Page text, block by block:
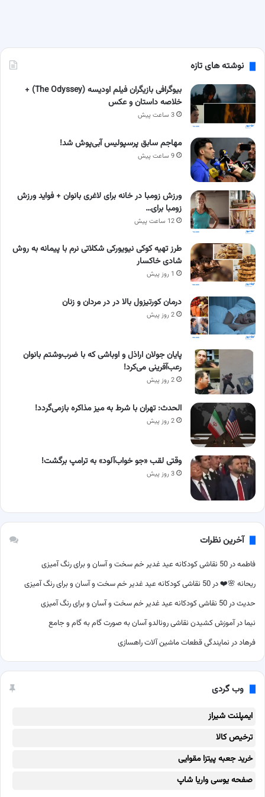
نوشته های تازه
بیوگرافی بازیگران فیلم اودیسه (The Odyssey) +
خلاصه داستان و عکس
3 ساعت پیش
مهاجم سابق پرسپولیس آبی‌پوش شد!
9 ساعت پیش
ورزش زومبا در خانه برای لاغری بانوان + فواید ورزش
زومبا برای…
12 ساعت پیش
طرز تهیه کوکی نیویورکی شکلاتی نرم با پیمانه به روش
شادی خاکسار
1 روز پیش
درمان کورتیزول بالا در در مردان و زنان
2 روز پیش
پایان جولان اراذل و اوباشی که با ضرب‌وشتم بانوان
رعب‌آفرینی می‌کرد!
2 روز پیش
الحدث: تهران با شرط به میز مذاکره بازمی‌گردد!
2 روز پیش
وقتی لقب «جو خواب‌آلود» به ترامپ برگشت!
3 روز پیش
آخرین نظرات
فاطمهدر 50 نقاشی کودکانه عید غدیر خم سخت و آسان و برای رنگ آمیزی
ریحانه 🌸❤️در 50 نقاشی کودکانه عید غدیر خم سخت و آسان و برای رنگ آمیزی
حدیثدر 50 نقاشی کودکانه عید غدیر خم سخت و آسان و برای رنگ آمیزی
نیما درآموزش کشیدن نقاشی رونالدو آسان به صورت گام به گام و جامع
فرهاددر نمایندگی قطعات ماشین آلات راهسازی
وب گردی
ایمپلنت شیراز
ترخیص کالا
خرید جعبه پیتزا مقوایی
صفحه یوسی واریا شاپ